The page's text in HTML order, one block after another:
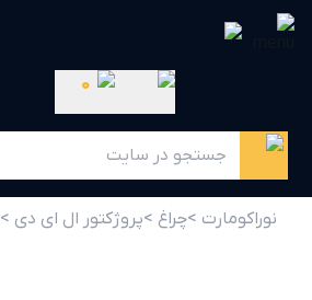
0
نوراکومارت >چراغ >پروژکتور ال ای دی >